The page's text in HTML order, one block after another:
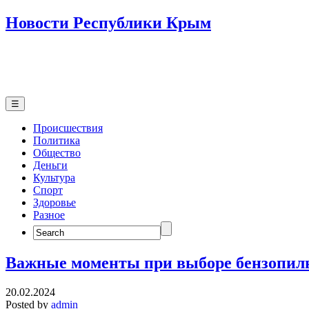
Новости Республики Крым
☰
Происшествия
Политика
Общество
Деньги
Культура
Спорт
Здоровье
Разное
Search
for:
Важные моменты при выборе
20.02.2024
Posted by admin